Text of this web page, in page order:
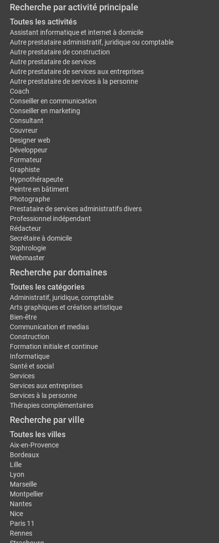
Recherche par activité principale
Toutes les activités
Assistant informatique et internet à domicile
Autre prestataire administratif, juridique ou comptable
Autre prestataire de construction
Autre prestataire de services
Autre prestataire de services aux entreprises
Autre prestataire de services à la personne
Coach
Conseiller en communication
Conseiller en marketing
Consultant
Couvreur
Designer web
Développeur
Formateur
Graphiste
Hypnothérapeute
Peintre en bâtiment
Photographe
Prestataire de services administratifs divers
Professionnel indépendant
Rédacteur
Secrétaire à domicile
Sophrologie
Webmaster
Recherche par domaines
Toutes les catégories
Administratif, juridique, comptable
Arts graphiques et création artistique
Bien-être
Communication et medias
Construction
Formation initiale et continue
Informatique
Santé et social
Services
Services aux entreprises
Services à la personne
Thérapies complémentaires
Recherche par ville
Toutes les villes
Aix-en-Provence
Bordeaux
Lille
Lyon
Marseille
Montpellier
Nantes
Nice
Paris 11
Rennes